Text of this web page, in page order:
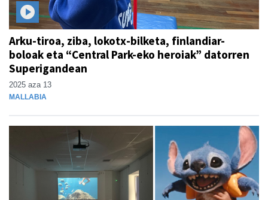
Arku-tiroa, ziba, lokotx-bilketa, finlandiar-
boloak eta “Central Park-eko heroiak” datorren
Superigandean
2025 aza 13
MALLABIA